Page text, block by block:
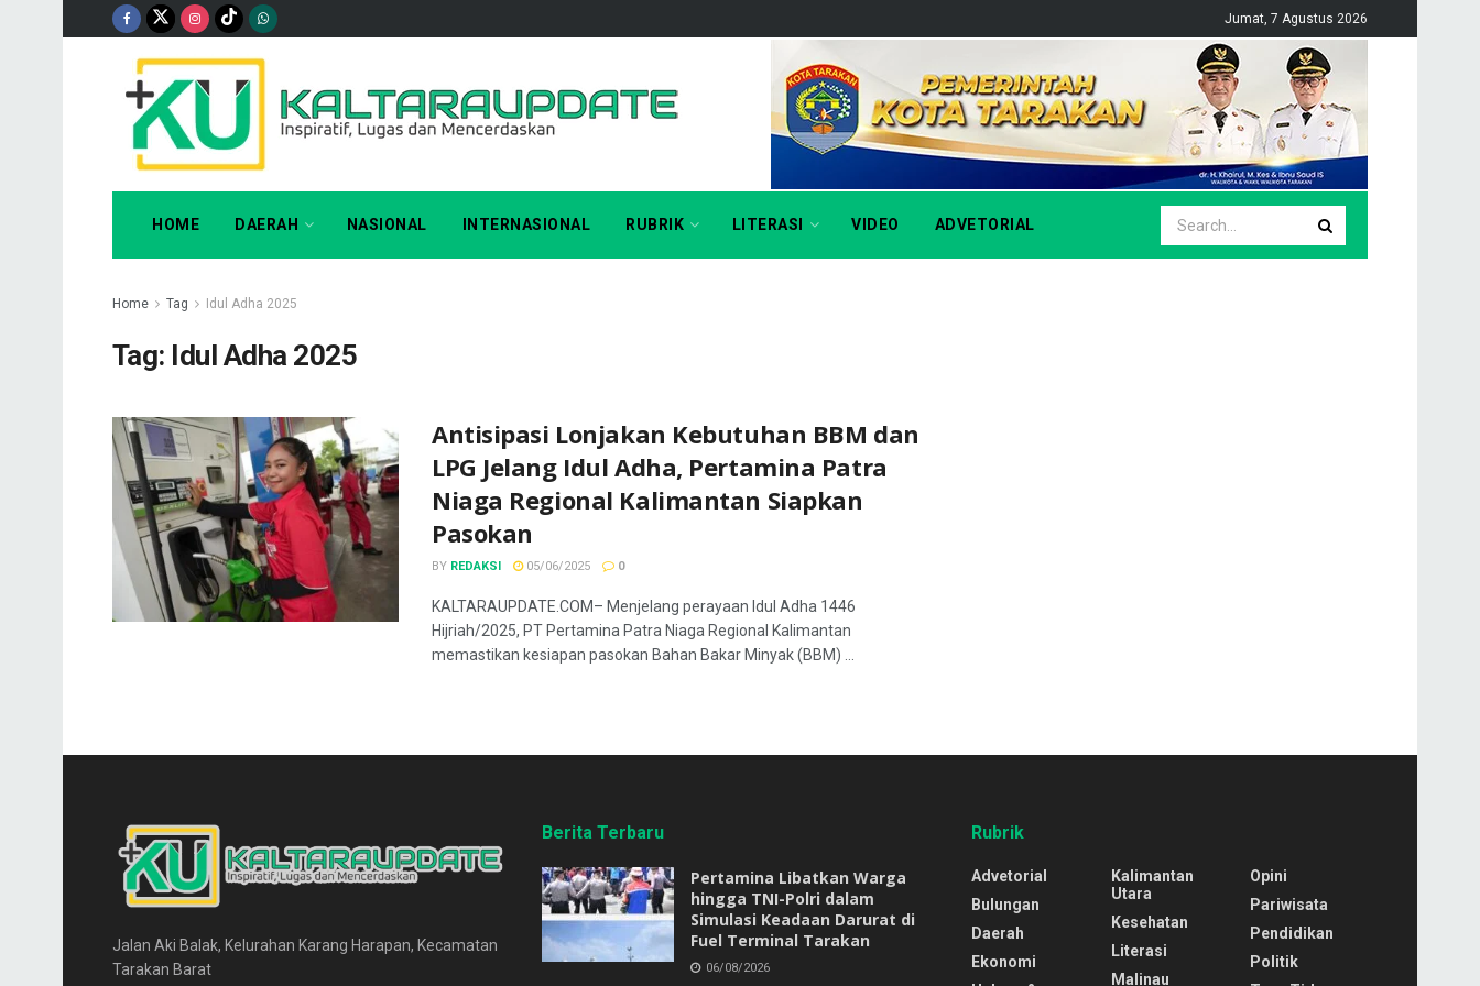
Jumat, 7 Agustus 2026
HOME DAERAH NASIONAL INTERNASIONAL RUBRIK LITERASI VIDEO ADVETORIAL
Home Tag Idul Adha 2025
Tag: Idul Adha 2025
Antisipasi Lonjakan Kebutuhan BBM dan
LPG Jelang Idul Adha, Pertamina Patra
Niaga Regional Kalimantan Siapkan
Pasokan
BY REDAKSI 05/06/2025 0
KALTARAUPDATE.COM– Menjelang perayaan Idul Adha 1446
Hijriah/2025, PT Pertamina Patra Niaga Regional Kalimantan
memastikan kesiapan pasokan Bahan Bakar Minyak (BBM) ...
Jalan Aki Balak, Kelurahan Karang Harapan, Kecamatan
Tarakan Barat
Berita Terbaru
Pertamina Libatkan Warga
hingga TNI-Polri dalam
Simulasi Keadaan Darurat di
Fuel Terminal Tarakan
06/08/2026
Rubrik
Advetorial
Bulungan
Daerah
Ekonomi
Kalimantan
Utara
Kesehatan
Literasi
Malinau
Opini
Pariwisata
Pendidikan
Politik